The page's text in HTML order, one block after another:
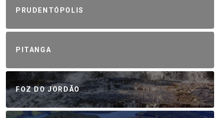
PRUDENTÓPOLIS
PITANGA
FOZ DO JORDÃO